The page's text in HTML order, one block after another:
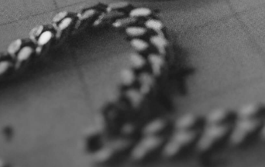
のタブロイドマガジンのご案内もあり、送付手数料のみを
ご負担いただくことでお手元で『AdvancedTime』をお楽し
みいただけます。
登録は無料です。
一緒に『AdvancedTime』を楽しみましょう！
会員登録をする